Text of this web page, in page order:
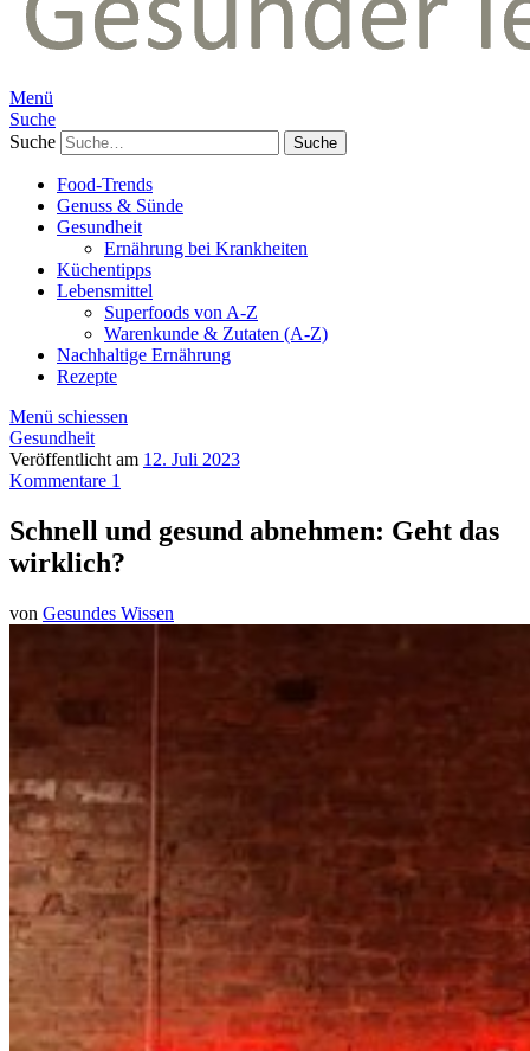
Menü
Suche
Suche
Food-Trends
Genuss & Sünde
Gesundheit
Ernährung bei Krankheiten
Küchentipps
Lebensmittel
Superfoods von A-Z
Warenkunde & Zutaten (A-Z)
Nachhaltige Ernährung
Rezepte
Menü schiessen
Gesundheit
Veröffentlicht am 12. Juli 2023
Kommentare 1
Schnell und gesund abnehmen: Geht das
wirklich?
von Gesundes Wissen